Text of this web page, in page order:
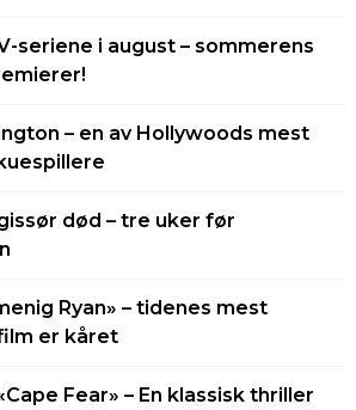
seriene i august – sommerens
– en av Hollywoods mest
død – tre uker før
Ryan» – tidenes mest
er kåret
Fear» – En klassisk thriller